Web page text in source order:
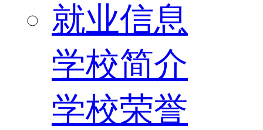
就业信息
学校简介
学校荣誉